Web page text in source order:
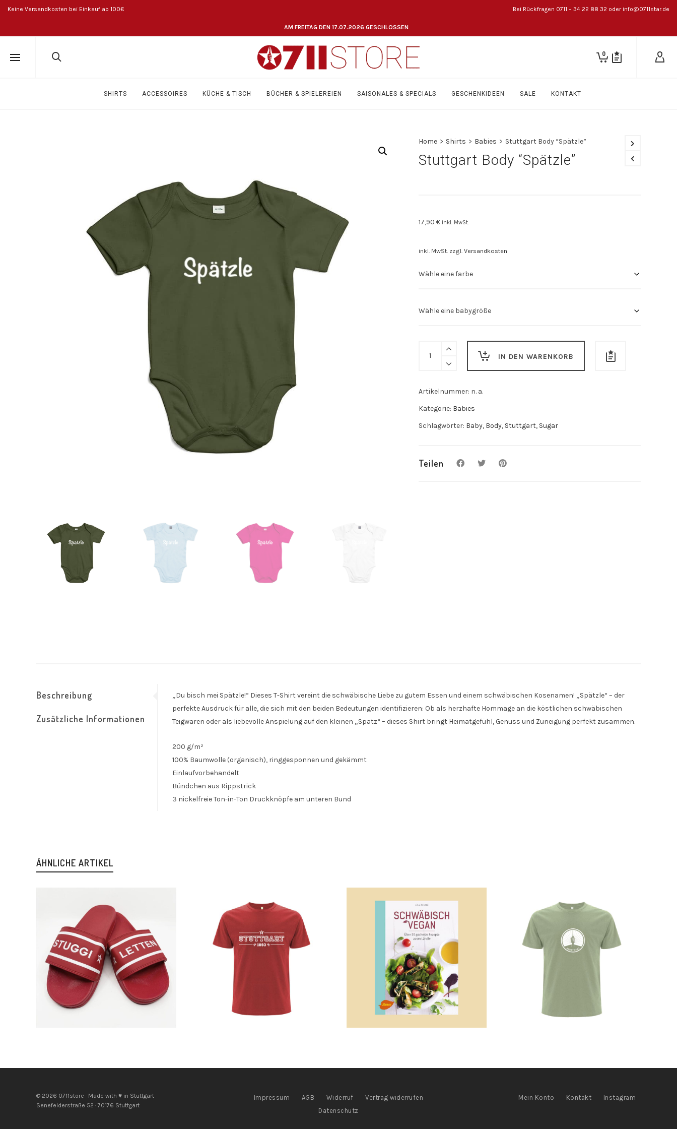
Keine Versandkosten bei Einkauf ab 100€ Bei Rückfragen 0711 – 34 22 88 32 oder info@0711star.de
AM FREITAG DEN 17.07.2026 GESCHLOSSEN
0
SHIRTS ACCESSOIRES KÜCHE & TISCH BÜCHER & SPIELEREIEN SAISONALES & SPECIALS GESCHENKIDEEN SALE KONTAKT
Home > Shirts > Babies > Stuttgart Body “Spätzle”
Stuttgart Body “Spätzle”
17,90 € inkl. MwSt.
inkl. MwSt. zzgl. Versandkosten
Stuttgart
Body
IN DEN WARENKORB
Artikelnummer: n. a.
Kategorie: Babies
Schlagwörter: Baby, Body, Stuttgart, Sugar
Teilen
Beschreibung
Zusätzliche Informationen
„Du bisch mei Spätzle!“ Dieses T-Shirt vereint die schwäbische Liebe zu gutem Essen und einem schwäbischen Kosenamen! „Spätzle“ – der
perfekte Ausdruck für alle, die sich mit den beiden Bedeutungen identifizieren: Ob als herzhafte Hommage an die köstlichen schwäbischen
Teigwaren oder als liebevolle Anspielung auf den kleinen „Spatz“ – dieses Shirt bringt Heimatgefühl, Genuss und Zuneigung perfekt zusammen.
200 g/m²
100% Baumwolle (organisch), ringgesponnen und gekämmt
Einlaufvorbehandelt
Bündchen aus Rippstrick
3 nickelfreie Ton-in-Ton Druckknöpfe am unteren Bund
ÄHNLICHE ARTIKEL
© 2026 0711store · Made with ♥ in Stuttgart
Senefelderstraße 52 · 70176 Stuttgart
Impressum AGB Widerruf
Vertrag widerrufen
Datenschutz
Mein Konto Kontakt Instagram